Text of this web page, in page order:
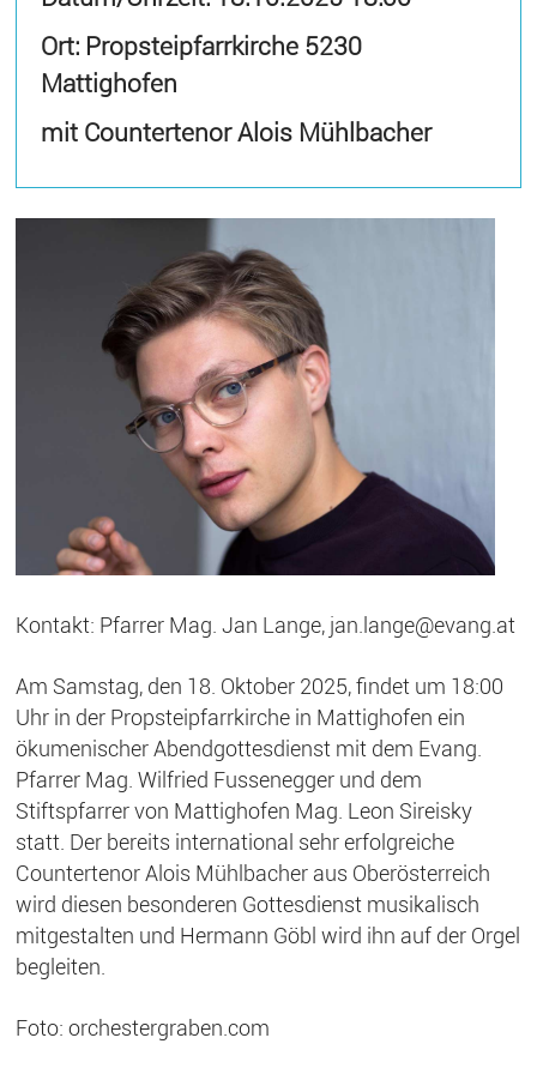
Ort: Propsteipfarrkirche 5230
Mattighofen
mit Countertenor Alois Mühlbacher
Kontakt: Pfarrer Mag. Jan Lange, jan.lange@evang.at
Am Samstag, den 18. Oktober 2025, findet um 18:00
Uhr in der Propsteipfarrkirche in Mattighofen ein
ökumenischer Abendgottesdienst mit dem Evang.
Pfarrer Mag. Wilfried Fussenegger und dem
Stiftspfarrer von Mattighofen Mag. Leon Sireisky
statt. Der bereits international sehr erfolgreiche
Countertenor Alois Mühlbacher aus Oberösterreich
wird diesen besonderen Gottesdienst musikalisch
mitgestalten und Hermann Göbl wird ihn auf der Orgel
begleiten.
Foto: orchestergraben.com